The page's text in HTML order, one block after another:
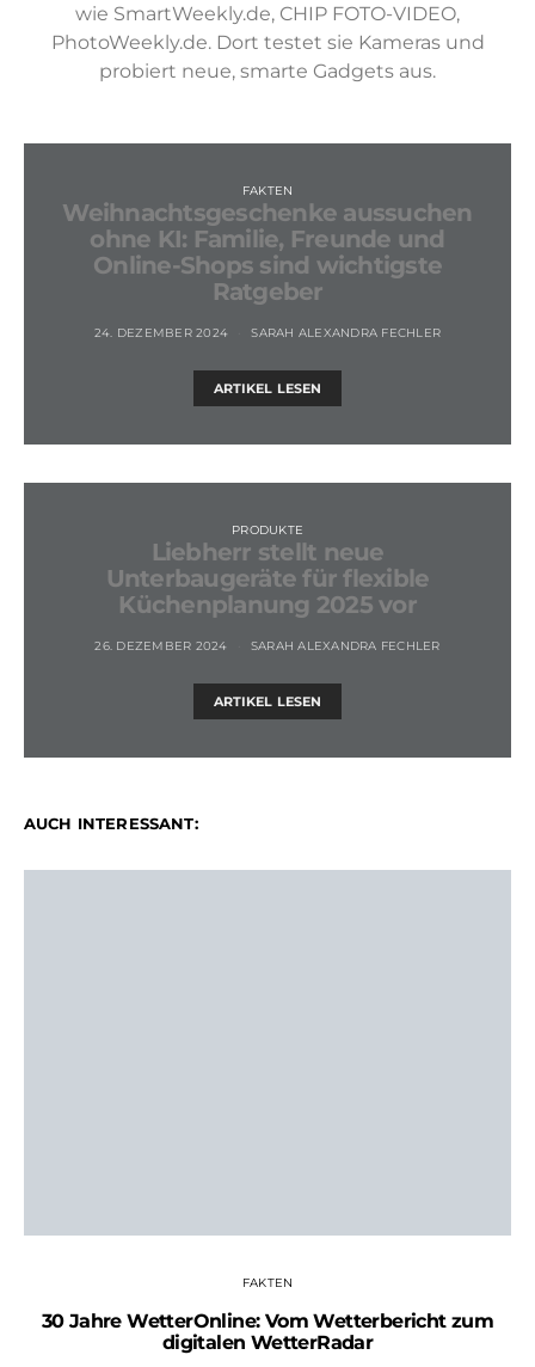
wie SmartWeekly.de, CHIP FOTO-VIDEO,
PhotoWeekly.de. Dort testet sie Kameras und
probiert neue, smarte Gadgets aus.
FAKTEN
Weihnachtsgeschenke aussuchen
ohne KI: Familie, Freunde und
Online-Shops sind wichtigste
Ratgeber
24. DEZEMBER 2024 SARAH ALEXANDRA FECHLER
ARTIKEL LESEN
PRODUKTE
Liebherr stellt neue
Unterbaugeräte für flexible
Küchenplanung 2025 vor
26. DEZEMBER 2024 SARAH ALEXANDRA FECHLER
ARTIKEL LESEN
AUCH INTERESSANT:
FAKTEN
30 Jahre WetterOnline: Vom Wetterbericht zum
digitalen WetterRadar